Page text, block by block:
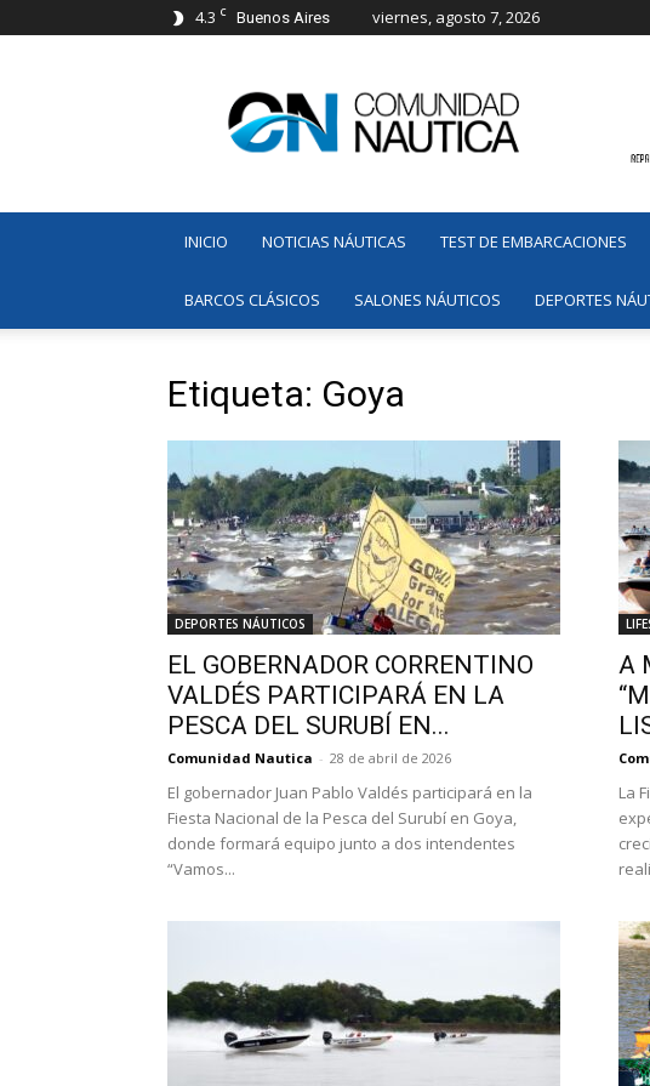
4.3 C Buenos Aires viernes, agosto 7, 2026
Náutica
INICIO NOTICIAS NÁUTICAS TEST DE EMBARCACIONES
BARCOS CLÁSICOS SALONES NÁUTICOS DEPORTES
Etiqueta: Goya
DEPORTES NÁUTICOS
EL GOBERNADOR CORRENTINO
VALDÉS PARTICIPARÁ EN LA
PESCA DEL SURUBÍ EN...
Comunidad Nautica - 28 de abril de 2026
El gobernador Juan Pablo Valdés participará en la
Fiesta Nacional de la Pesca del Surubí en Goya,
donde formará equipo junto a dos intendentes
“Vamos...
A
La